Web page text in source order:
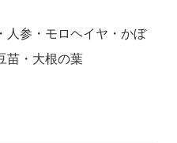
人参・モロヘイヤ・かぼ
苗・大根の葉